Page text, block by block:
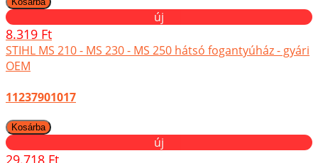
új
8.319 Ft
STIHL MS 210 - MS 230 - MS 250 hátsó fogantyúház - gyári
OEM
11237901017
új
29.718 Ft